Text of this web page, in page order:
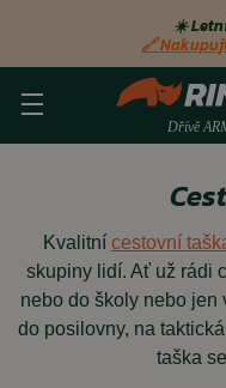
☀️
🔗
Kvalitní cestovní
skupiny lidí. Ať už rádi
nebo do školy nebo jen
do posilovny, na
taška